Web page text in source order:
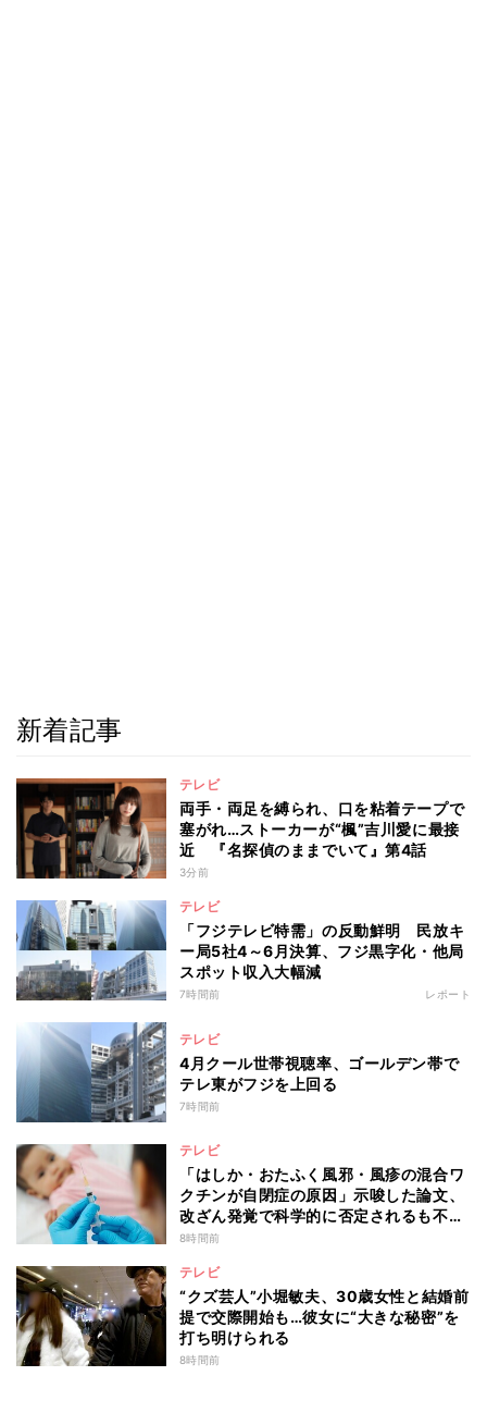
新着記事
テレビ
両手・両足を縛られ、口を粘着テープで
塞がれ…ストーカーが“楓”吉川愛に最接
近 『名探偵のままでいて』第4話
3分前
テレビ
「フジテレビ特需」の反動鮮明 民放キ
ー局5社4～6月決算、フジ黒字化・他局
スポット収入大幅減
7時間前 レポート
テレビ
4月クール世帯視聴率、ゴールデン帯で
テレ東がフジを上回る
7時間前
テレビ
「はしか・おたふく風邪・風疹の混合ワ
クチンが自閉症の原因」示唆した論文、
改ざん発覚で科学的に否定されるも不安
消えず…科学者たちの反証はなぜ届かな
8時間前
テレビ
“クズ芸人”小堀敏夫、30歳女性と結婚前
提で交際開始も…彼女に“大きな秘密”を
打ち明けられる
8時間前